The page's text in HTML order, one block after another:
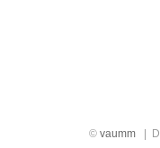
© vaumm |